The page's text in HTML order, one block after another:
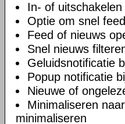
In- of
Optie om snel
Feed of nieuws
Snel nieuws
Geluidsnotificatie
Popup notificatie
Nieuwe of
Minimaliseren
minimaliseren